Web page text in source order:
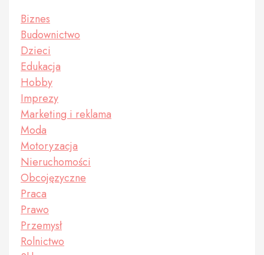
Biznes
Budownictwo
Dzieci
Edukacja
Hobby
Imprezy
Marketing i reklama
Moda
Motoryzacja
Nieruchomości
Obcojęzyczne
Praca
Prawo
Przemysł
Rolnictwo